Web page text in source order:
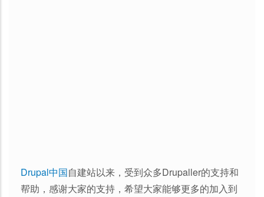
Drupal中国自建站以来，受到众多Drupaller的支持和
帮助，感谢大家的支持，希望大家能够更多的加入到